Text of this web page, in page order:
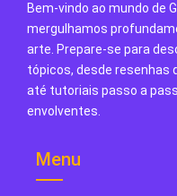
Bem-vindo ao mundo de
mergulhamos
arte. Prepare-se para
tópicos, desde
até tutoriais passo a
envolventes.
Menu